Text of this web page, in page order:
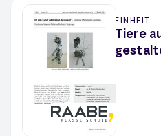
EINHEIT
Tiere